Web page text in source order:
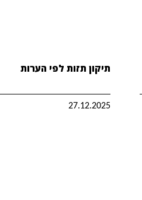
תיקון תזות לפי הערות
27.12.2025